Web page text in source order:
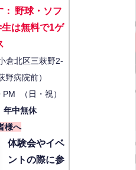
： 野球・ソフ
生は無料で1ゲ
倉北区三萩野2-
病院前）
（日・祝）
年中無休
様へ
体験会やイベ
ントの際に参